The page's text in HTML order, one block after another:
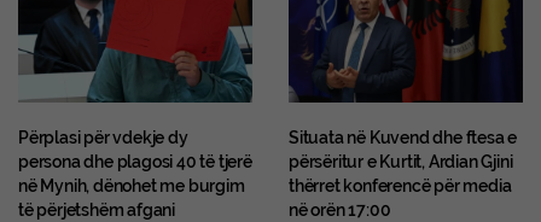
Përplasi për vdekje dy
persona dhe plagosi 40 të tjerë
në Mynih, dënohet me burgim
të përjetshëm afgani
Situata në Kuvend dhe ftesa e
përsëritur e Kurtit, Ardian Gjini
thërret konferencë për media
në orën 17:00